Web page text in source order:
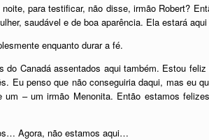
para testificar, não disse, irmão Robert?
saudável e de boa aparência. Ela estará
enquanto durar a fé.
Canadá assentados aqui também. Estou
Eu penso que não conseguiria daqui, mas eu
– um irmão Menonita. Então estamos
Agora, não estamos aqui…